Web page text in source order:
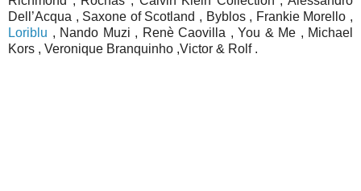
Dell’Acqua , Saxone of Scotland , Byblos , Frankie Morello ,
Loriblu , Nando Muzi , Renè Caovilla , You & Me , Michael
Kors , Veronique Branquinho ,Victor & Rolf .